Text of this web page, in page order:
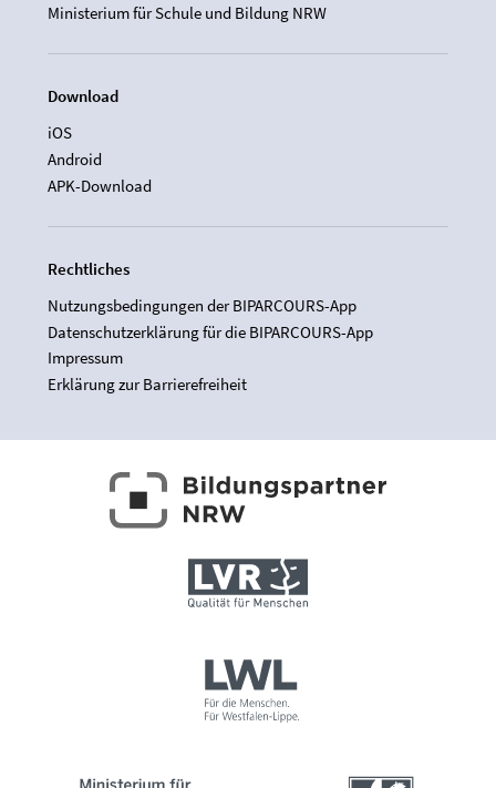
Ministerium für Schule und Bildung NRW
Download
iOS
Android
APK-Download
Rechtliches
Nutzungsbedingungen der BIPARCOURS-App
Datenschutzerklärung für die BIPARCOURS-App
Impressum
Erklärung zur Barrierefreiheit